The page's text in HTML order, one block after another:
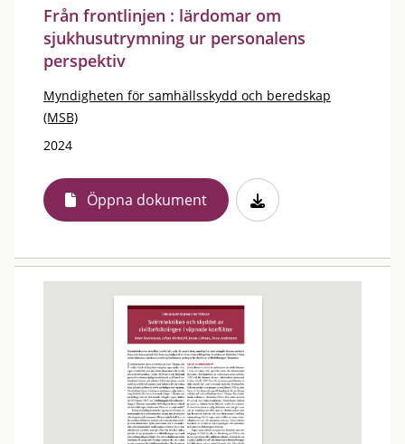
Från frontlinjen : lärdomar om
sjukhusutrymning ur personalens
perspektiv
Myndigheten för samhällsskydd och beredskap
(MSB)
2024
Öppna dokument